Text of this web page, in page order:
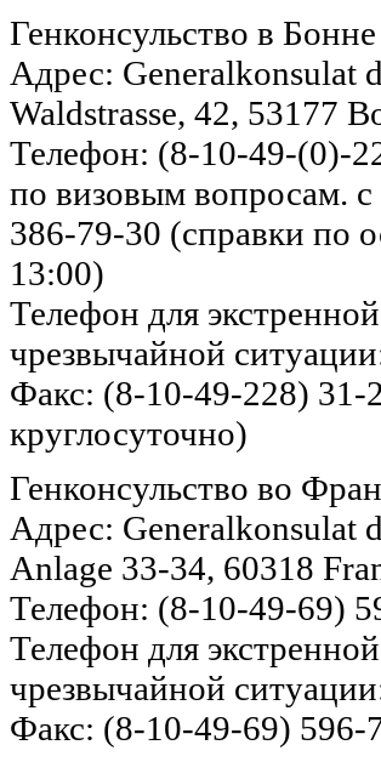
Генконсульство в Бонне
Адрес: Generalkonsulat
Waldstrasse, 42, 53177
Телефон: (8-10-49-(0)-
по визовым вопросам.
386-79-30 (справки по
13:00)
Телефон для
чрезвычайной
Факс: (8-10-49-228) 31-
круглосуточно)
Генконсульство во
Адрес: Generalkonsulat
Anlage 33-34, 60318
Телефон: (8-10-49-69)
Телефон для
чрезвычайной
Факс: (8-10-49-69) 596-